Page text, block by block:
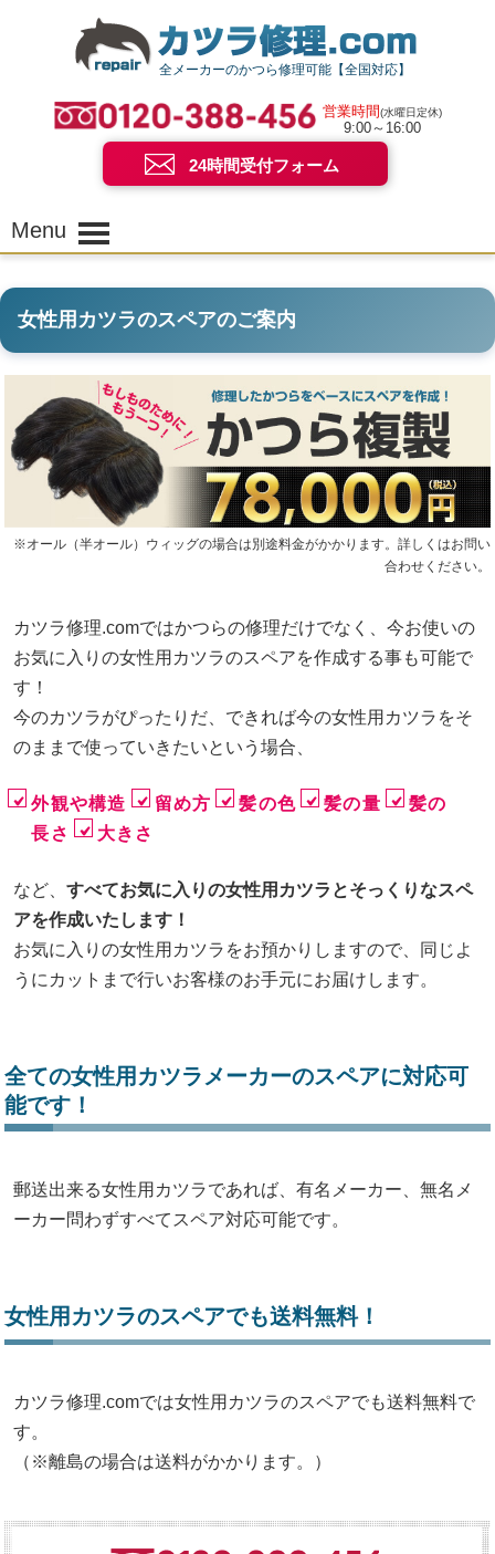
全メーカーのかつら修理可能【全国対応】
営業時間(水曜日定休)
9:00～16:00
24時間受付フォーム
Menu
女性用カツラのスペアのご案内
※オール（半オール）ウィッグの場合は別途料金がかかります。詳しくはお問い
合わせください。
カツラ修理.comではかつらの修理だけでなく、今お使いの
お気に入りの女性用カツラのスペアを作成する事も可能で
す！
今のカツラがぴったりだ、できれば今の女性用カツラをそ
のままで使っていきたいという場合、
外観や構造 留め方 髪の色 髪の量
髪の
長さ
大きさ
など、すべてお気に入りの女性用カツラとそっくりなスペ
アを作成いたします！
お気に入りの女性用カツラをお預かりしますので、同じよ
うにカットまで行いお客様のお手元にお届けします。
全ての女性用カツラメーカーのスペアに対応可
能です！
郵送出来る女性用カツラであれば、有名メーカー、無名メ
ーカー問わずすべてスペア対応可能です。
女性用カツラのスペアでも送料無料！
カツラ修理.comでは女性用カツラのスペアでも送料無料で
す。
（※離島の場合は送料がかかります。）